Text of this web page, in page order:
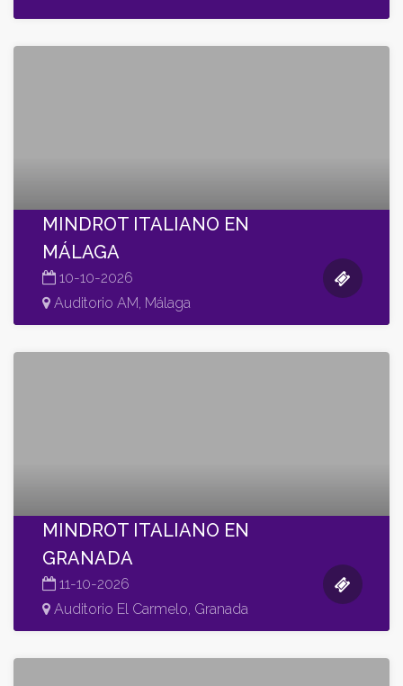
MINDROT ITALIANO EN
MÁLAGA
10-10-2026
Auditorio AM, Málaga
MINDROT ITALIANO EN
GRANADA
11-10-2026
Auditorio El Carmelo, Granada